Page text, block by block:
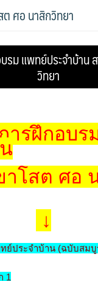
ต ศอ นาสิกวิทยา
ม แพทย์ประจำบ้าน
วิทยา
ารฝึกอบร
าโสต ศอ
↓
ทย์ประจำบ้าน (ฉบับสม
1